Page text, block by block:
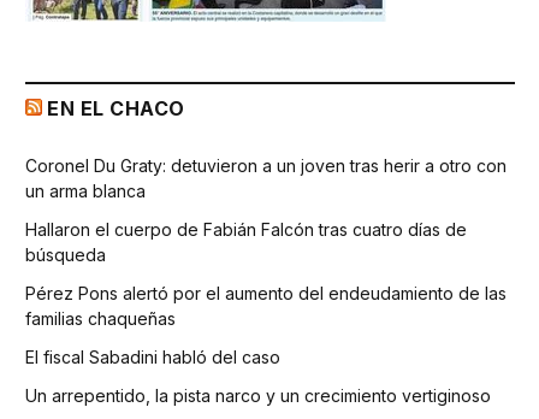
EN EL CHACO
Coronel Du Graty: detuvieron a un joven tras herir a otro con
un arma blanca
Hallaron el cuerpo de Fabián Falcón tras cuatro días de
búsqueda
Pérez Pons alertó por el aumento del endeudamiento de las
familias chaqueñas
El fiscal Sabadini habló del caso
Un arrepentido, la pista narco y un crecimiento vertiginoso